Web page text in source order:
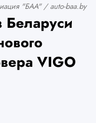
"БАА" / auto-baa.by
Беларуси
VIGO